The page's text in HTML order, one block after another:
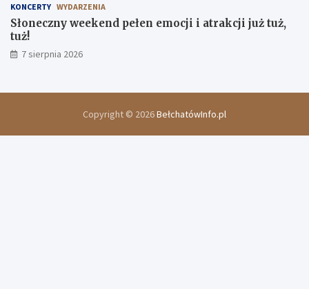
KONCERTY WYDARZENIA
Słoneczny weekend pełen emocji i atrakcji już tuż,
tuż!
7 sierpnia 2026
Copyright © 2026BełchatówInfo.pl